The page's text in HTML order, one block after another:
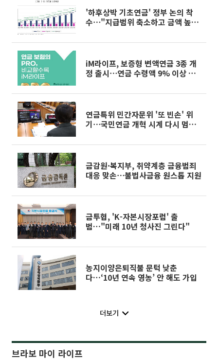
'하후상박 기초연금' 정부 논의 착
수⋯"지급범위 축소하고 금액 높여
iM라이프, 보증형 변액연금 3종 개
정 출시⋯연금 수령액 9% 이상 확
연금특위 민간자문위 '또 빈손' 위
기⋯국민연금 개혁 시계 다시 멈추
금감원·복지부, 취약계층 금융범죄
대응 맞손⋯불법사금융 원스톱 지원
금투협, 'K-자본시장포럼' 출
범…"미래 10년 청사진 그린다"
농지이양은퇴직불 문턱 낮춘
다…‘10년 연속 영농’ 안 해도 가입
더보기
브라보 마이 라이프